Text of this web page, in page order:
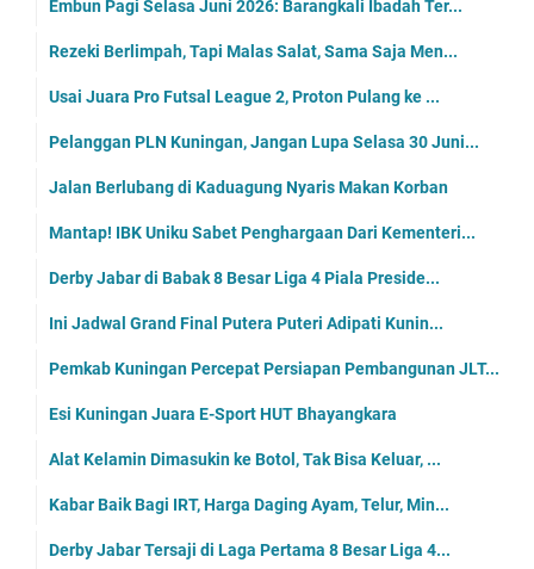
Embun Pagi Selasa Juni 2026: Barangkali Ibadah Ter...
Rezeki Berlimpah, Tapi Malas Salat, Sama Saja Men...
Usai Juara Pro Futsal League 2, Proton Pulang ke ...
Pelanggan PLN Kuningan, Jangan Lupa Selasa 30 Juni...
Jalan Berlubang di Kaduagung Nyaris Makan Korban
Mantap! IBK Uniku Sabet Penghargaan Dari Kementeri...
Derby Jabar di Babak 8 Besar Liga 4 Piala Preside...
Ini Jadwal Grand Final Putera Puteri Adipati Kunin...
Pemkab Kuningan Percepat Persiapan Pembangunan JLT...
Esi Kuningan Juara E-Sport HUT Bhayangkara
Alat Kelamin Dimasukin ke Botol, Tak Bisa Keluar, ...
Kabar Baik Bagi IRT, Harga Daging Ayam, Telur, Min...
Derby Jabar Tersaji di Laga Pertama 8 Besar Liga 4...